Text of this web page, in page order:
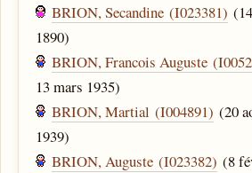
BRION, Secandine (I023381)
1890)
BRION, Francois Auguste
13 mars 1935)
BRION, Martial (I004891) (20
1939)
BRION, Auguste (I023382) (8